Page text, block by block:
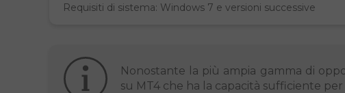
Requisiti di sistema: Windows 7 e versioni successive
Nonostante la più ampia gamma di
su MT4 che ha la capacità sufficiente